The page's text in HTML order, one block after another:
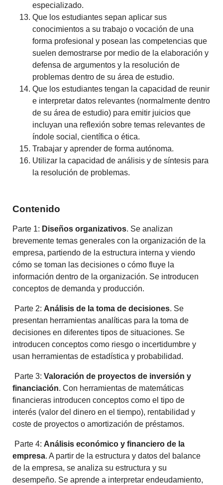
especializado.
Que los estudiantes sepan aplicar sus
conocimientos a su trabajo o vocación de una
forma profesional y posean las competencias que
suelen demostrarse por medio de la elaboración y
defensa de argumentos y la resolución de
problemas dentro de su área de estudio.
Que los estudiantes tengan la capacidad de reunir
e interpretar datos relevantes (normalmente dentro
de su área de estudio) para emitir juicios que
incluyan una reflexión sobre temas relevantes de
índole social, científica o ética.
Trabajar y aprender de forma autónoma.
Utilizar la capacidad de análisis y de síntesis para
la resolución de problemas.
Contenido
Parte 1: Diseños organizativos. Se analizan
brevemente temas generales con la organización de la
empresa, partiendo de la estructura interna y viendo
cómo se toman las decisiones o cómo fluye la
información dentro de la organización. Se introducen
conceptos de demanda y producción.
Parte 2: Análisis de la toma de decisiones. Se
presentan herramientas analíticas para la toma de
decisiones en diferentes tipos de situaciones. Se
introducen conceptos como riesgo o incertidumbre y
usan herramientas de estadística y probabilidad.
Parte 3:Valoración de proyectos de inversión y
financiación. Con herramientas de matemáticas
financieras introducen conceptos como el tipo de
interés (valor del dinero en el tiempo), rentabilidad y
coste de proyectos o amortización de préstamos.
Parte 4: Análisis económico y financiero de la
empresa. A partir de la estructura y datos del balance
de la empresa, se analiza su estructura y su
desempeño. Se aprende a interpretar endeudamiento,